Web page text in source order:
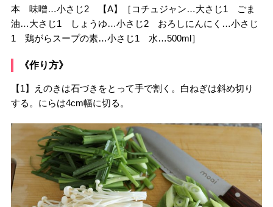
本 味噌…小さじ2 【A】［コチュジャン…大さじ1 ごま
油…大さじ1 しょうゆ…小さじ2 おろしにんにく…小さじ
1 鶏がらスープの素…小さじ1 水…500ml］
《作り方》
【1】えのきは石づきをとって手で割く。白ねぎは斜め切り
する。にらは4cm幅に切る。